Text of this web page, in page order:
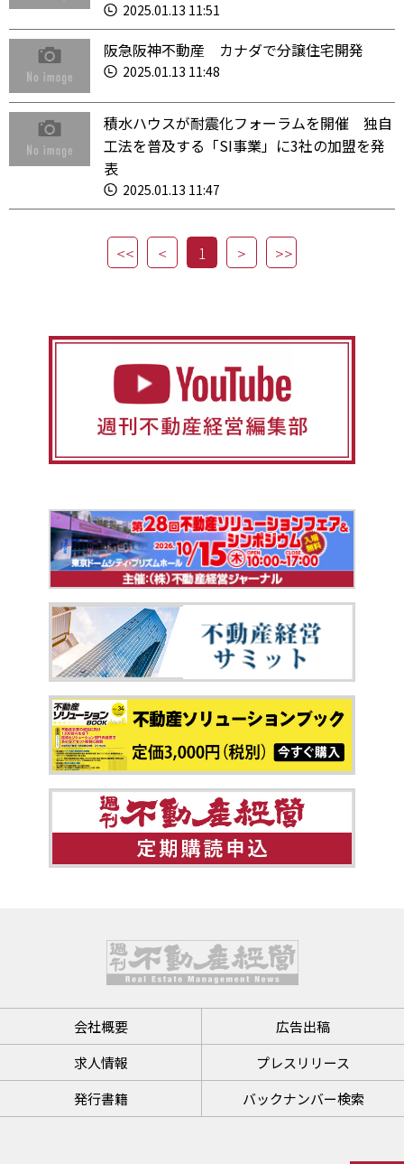
2025.01.13 11:51
阪急阪神不動産 カナダで分譲住宅開発
2025.01.13 11:48
積水ハウスが耐震化フォーラムを開催 独自
工法を普及する「SI事業」に3社の加盟を発
表
2025.01.13 11:47
1
会社概要
広告出稿
求人情報
プレスリリース
発行書籍
バックナンバー検索